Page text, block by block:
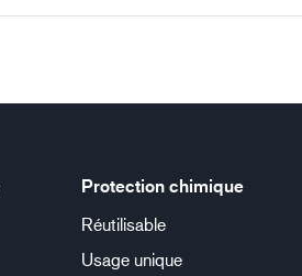
Protection chimique
Réutilisable
Usage unique